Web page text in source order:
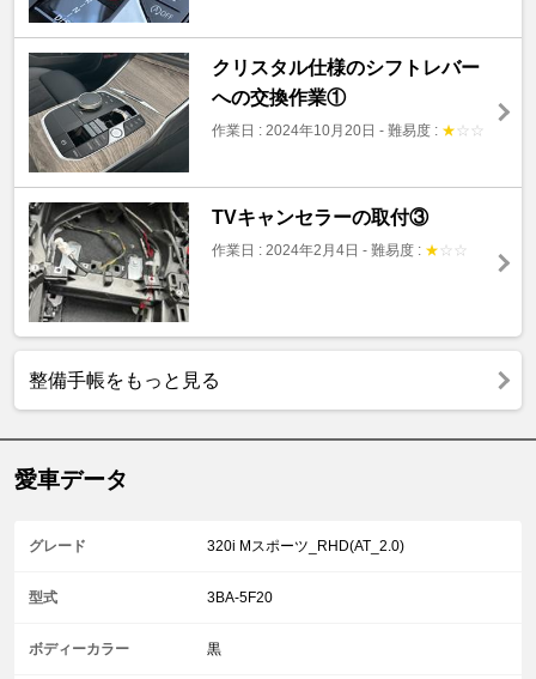
クリスタル仕様のシフトレバー
への交換作業①
作業日 : 2024年10月20日 - 難易度 : ★ ☆ ☆
TVキャンセラーの取付③
作業日 : 2024年2月4日 - 難易度 : ★ ☆ ☆
整備手帳をもっと見る
愛車データ
グレード 320i Mスポーツ_RHD(AT_2.0)
型式 3BA-5F20
ボディーカラー 黒